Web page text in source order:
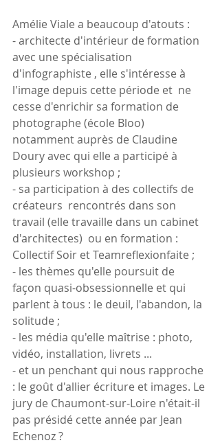
Amélie Viale a beaucoup d'atouts :
- architecte d'intérieur de formation
avec une spécialisation
d'infographiste , elle s'intéresse à
l'image depuis cette période et  ne
cesse d'enrichir sa formation de
photographe (école Bloo)
notamment auprès de Claudine
Doury avec qui elle a participé à
plusieurs workshop ;
- sa participation à des collectifs de
créateurs  rencontrés dans son
travail (elle travaille dans un cabinet
d'architectes)  ou en formation :
Collectif Soir et Teamreflexionfaite ;
- les thèmes qu'elle poursuit de
façon quasi-obsessionnelle et qui
parlent à tous : le deuil, l'abandon, la
solitude ;
- les média qu'elle maîtrise : photo,
vidéo, installation, livrets ...
- et un penchant qui nous rapproche
: le goût d'allier écriture et images. Le
jury de Chaumont-sur-Loire n'était-il
pas présidé cette année par Jean
Echenoz ?